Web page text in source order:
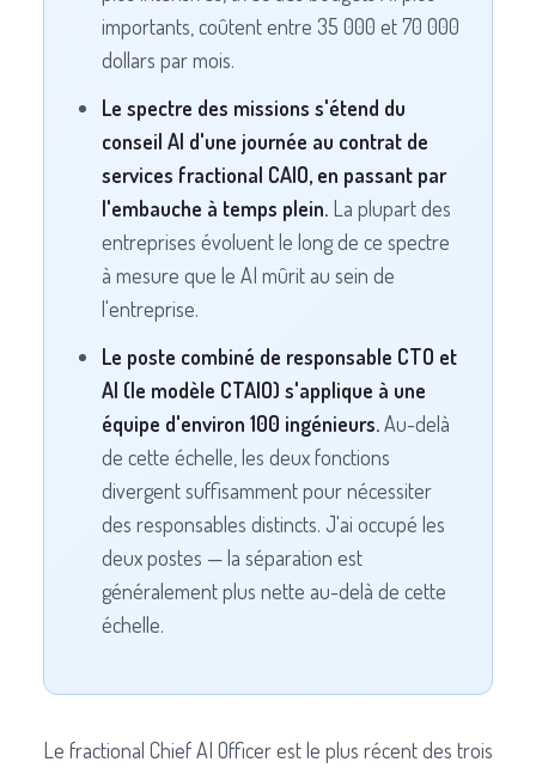
importants, coûtent entre 35 000 et 70 000
dollars par mois.
Le spectre des missions s'étend du
conseil AI d'une journée au contrat de
services fractional CAIO, en passant par
l'embauche à temps plein. La plupart des
entreprises évoluent le long de ce spectre
à mesure que le AI mûrit au sein de
l'entreprise.
Le poste combiné de responsable CTO et
AI (le modèle CTAIO) s'applique à une
équipe d'environ 100 ingénieurs.Au-delà
de cette échelle, les deux fonctions
divergent suffisamment pour nécessiter
des responsables distincts. J'ai occupé les
deux postes — la séparation est
généralement plus nette au-delà de cette
échelle.
Le fractional Chief AI Officer est le plus récent des trois